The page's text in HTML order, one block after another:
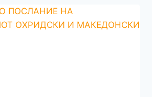
ВО
КРУШЕВО